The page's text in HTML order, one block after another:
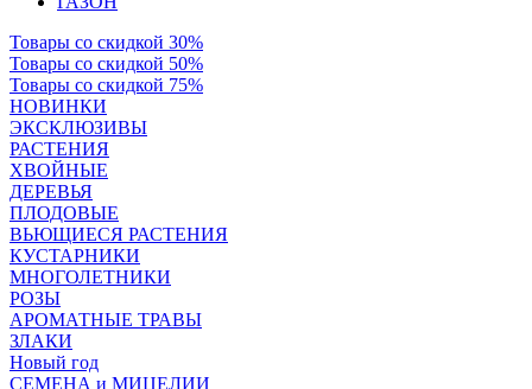
Товары со скидкой 30%
Товары со скидкой 50%
Товары со скидкой 75%
НОВИНКИ
ЭКСКЛЮЗИВЫ
РАСТЕНИЯ
ХВОЙНЫЕ
ДЕРЕВЬЯ
ПЛОДОВЫЕ
ВЬЮЩИЕСЯ РАСТЕНИЯ
КУСТАРНИКИ
МНОГОЛЕТНИКИ
РОЗЫ
АРОМАТНЫЕ ТРАВЫ
ЗЛАКИ
Новый год
СЕМЕНА и МИЦЕЛИИ